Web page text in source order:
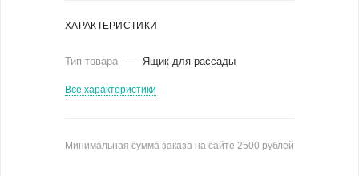
ХАРАКТЕРИСТИКИ
Тип товара — Ящик для рассады
Все характеристики
Минимальная сумма заказа на сайте 2500 рублей